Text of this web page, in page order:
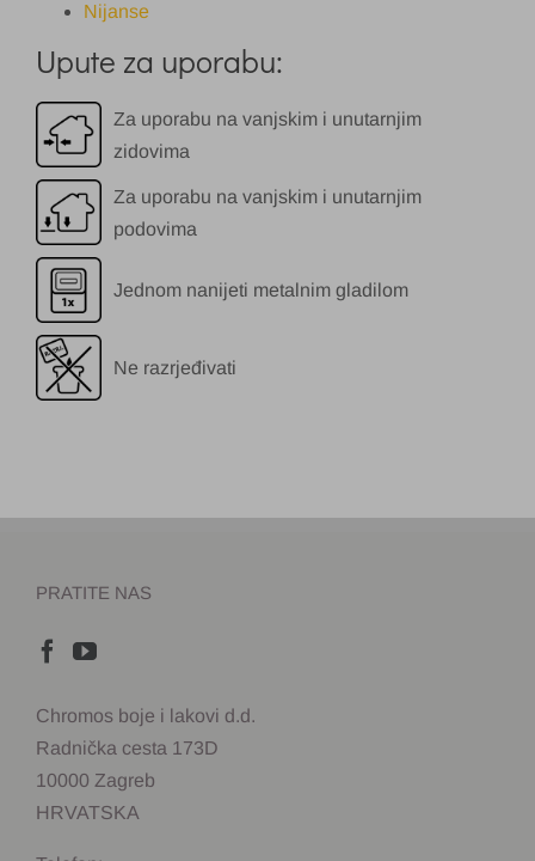
Nijanse
Upute za uporabu:
Za uporabu na vanjskim i unutarnjim
zidovima
Za uporabu na vanjskim i unutarnjim
podovima
Jednom nanijeti metalnim gladilom
Ne razrjeđivati
PRATITE NAS
Chromos boje i lakovi d.d.
Radnička cesta 173D
10000 Zagreb
HRVATSKA